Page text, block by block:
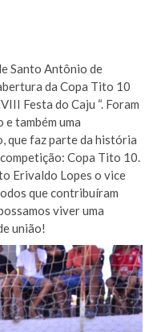
Santo Antônio de
da Copa Tito 10
Festa do Caju “. Foram
também uma
que faz parte da história
Copa Tito 10.
Erivaldo Lopes o vice
que contribuíram
viver uma
união!